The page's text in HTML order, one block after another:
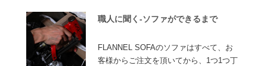
職人に聞く-ソファができるまで
FLANNEL SOFAのソファはすべて、お
客様からご注文を頂いてから、1つ1つ丁